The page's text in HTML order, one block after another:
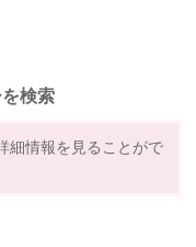
検索
細情報を見ることがで